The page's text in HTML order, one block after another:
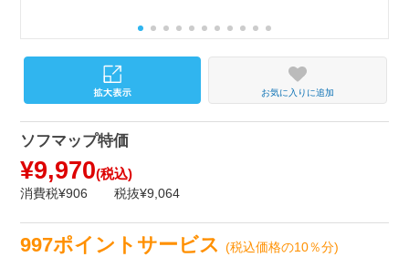
お気に入りに追加
ソフマップ特価
¥9,970(税込)
消費税¥906 税抜¥9,064
997ポイントサービス(税込価格の10％分)